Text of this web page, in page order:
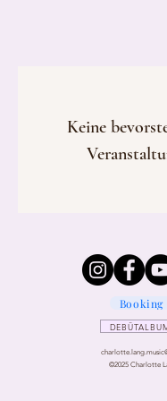
Keine
Booking
©2025 Charlotte